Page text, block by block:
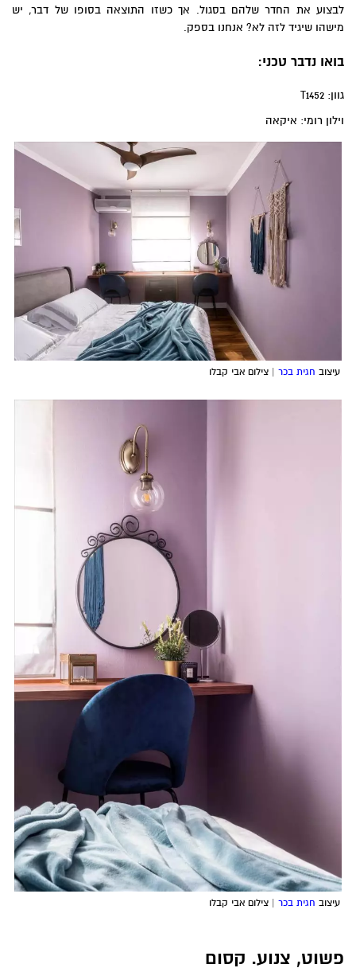
לבצוע את החדר שלהם בסגול. אך כשזו התוצאה בסופו של דבר, יש
מישהו שיגיד לזה לא? אנחנו בספק.
בואו נדבר טכני:
גוון: T1452
וילון רומי: איקאה
עיצוב חגית בכר | צילום אבי קבלו
עיצוב חגית בכר | צילום אבי קבלו
פשוט, צנוע. קסום